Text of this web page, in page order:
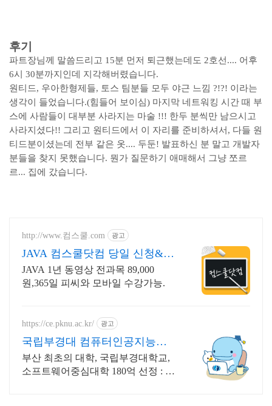
후기
파트장님께 말씀드리고 15분 먼저 퇴근했는데도 2호선.... 어후
6시 30분까지인데 지각해버렸습니다.
원티드, 우아한형제들, 토스 팀분들 모두 야근 느낌 ?!?! 이라는
생각이 들었습니다.(힘들어 보이심) 마지막 네트워킹 시간 때 부
스에 사람들이 대부분 사라지는 마술 !!! 한두 분씩만 남으시고
사라지셨다!! 그리고 원티드에서 이 자리를 준비하셔서, 다들 원
티드분이셨는데 전부 같은 옷.... 두둔! 발표하신 분 말고 개발자
분들을 찾지 못했습니다. 뭔가 질문하기 애매해서 그냥 쪼르
르... 집에 갔습니다.
http://www.컴스쿨.com 광고
JAVA 컴스쿨닷컴 당일 신청&결
제시 기프티콘!
JAVA 1년 동영상 전과목 89,000
원,365일 피씨와 모바일 수강가능.
https://ce.pknu.ac.kr/ 광고
국립부경대 컴퓨터인공지능학
부
부산 최초의 대학, 국립부경대학교,
소프트웨어중심대학 180억 선정 : 과